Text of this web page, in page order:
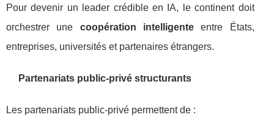
Pour devenir un leader crédible en IA, le continent doit
orchestrer une coopération intelligenteentre États,
entreprises, universités et partenaires étrangers.
Partenariats public-privé structurants
Les partenariats public-privé permettent de :